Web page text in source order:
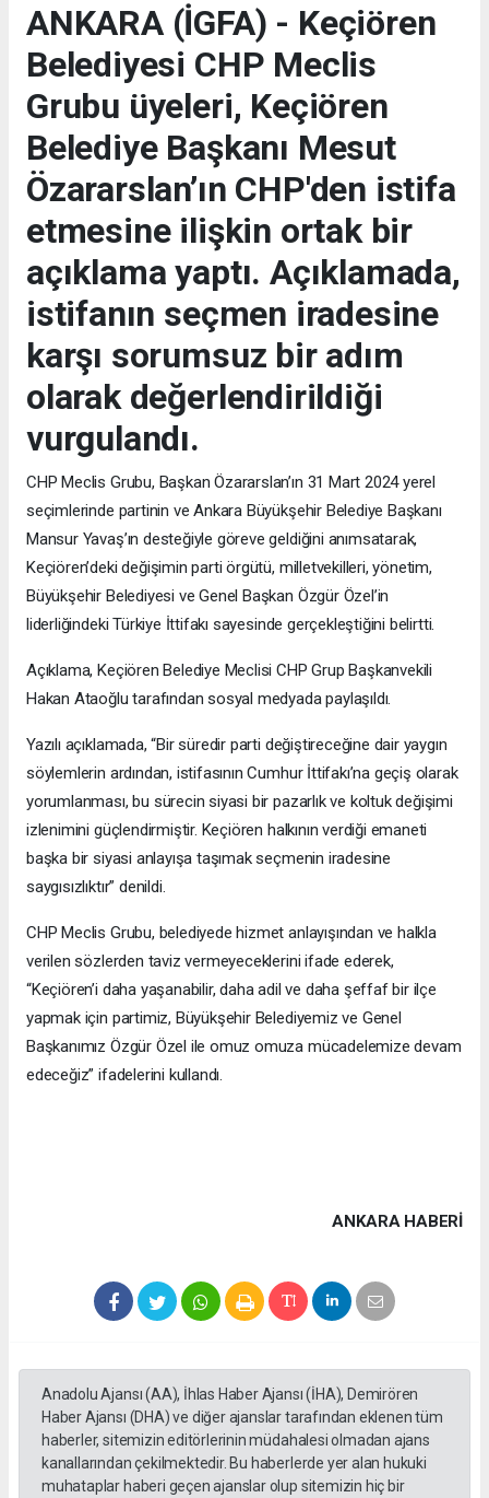
ANKARA (İGFA) - Keçiören
Belediyesi CHP Meclis
Grubu üyeleri, Keçiören
Belediye Başkanı Mesut
Özararslan’ın CHP'den istifa
etmesine ilişkin ortak bir
açıklama yaptı. Açıklamada,
istifanın seçmen iradesine
karşı sorumsuz bir adım
olarak değerlendirildiği
vurgulandı.
CHP Meclis Grubu, Başkan Özararslan’ın 31 Mart 2024 yerel
seçimlerinde partinin ve Ankara Büyükşehir Belediye Başkanı
Mansur Yavaş’ın desteğiyle göreve geldiğini anımsatarak,
Keçiören’deki değişimin parti örgütü, milletvekilleri, yönetim,
Büyükşehir Belediyesi ve Genel Başkan Özgür Özel’in
liderliğindeki Türkiye İttifakı sayesinde gerçekleştiğini belirtti.
Açıklama, Keçiören Belediye Meclisi CHP Grup Başkanvekili
Hakan Ataoğlu tarafından sosyal medyada paylaşıldı.
Yazılı açıklamada, “Bir süredir parti değiştireceğine dair yaygın
söylemlerin ardından, istifasının Cumhur İttifakı’na geçiş olarak
yorumlanması, bu sürecin siyasi bir pazarlık ve koltuk değişimi
izlenimini güçlendirmiştir. Keçiören halkının verdiği emaneti
başka bir siyasi anlayışa taşımak seçmenin iradesine
saygısızlıktır” denildi.
CHP Meclis Grubu, belediyede hizmet anlayışından ve halkla
verilen sözlerden taviz vermeyeceklerini ifade ederek,
“Keçiören’i daha yaşanabilir, daha adil ve daha şeffaf bir ilçe
yapmak için partimiz, Büyükşehir Belediyemiz ve Genel
Başkanımız Özgür Özel ile omuz omuza mücadelemize devam
edeceğiz” ifadelerini kullandı.
ANKARA HABERİ
Anadolu Ajansı (AA), İhlas Haber Ajansı (İHA), Demirören
Haber Ajansı (DHA) ve diğer ajanslar tarafından eklenen tüm
haberler, sitemizin editörlerinin müdahalesi olmadan ajans
kanallarından çekilmektedir. Bu haberlerde yer alan hukuki
muhataplar haberi geçen ajanslar olup sitemizin hiç bir